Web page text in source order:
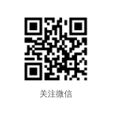
关注微信